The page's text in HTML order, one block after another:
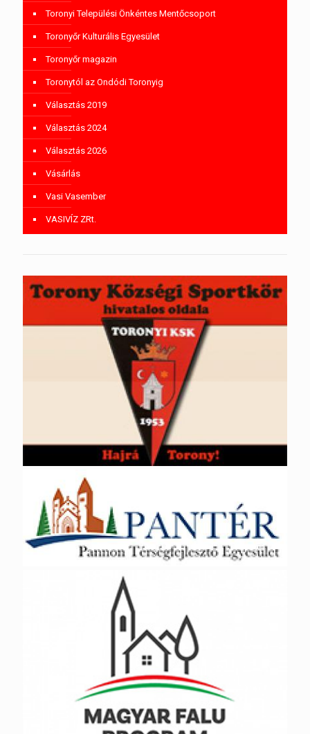
Toronyi Települési Önkéntes Mentőcsoport
Toronyőr Kulturális Egyesület
Toronyőr magazin
Toronytól az Ondódi Toronyig
Választás 2019
Választás 2024
Választás 2026
Vásárlás
Vasi Vasember
VASIVÍZ ZRt.